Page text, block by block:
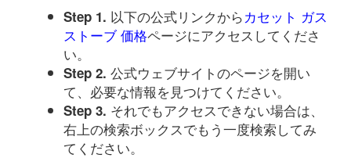
Step 1. 以下の公式リンクからカセット ガス
ストーブ 価格ページにアクセスしてくださ
い。
Step 2. 公式ウェブサイトのページを開い
て、必要な情報を見つけてください。
Step 3. それでもアクセスできない場合は、
右上の検索ボックスでもう一度検索してみ
てください。